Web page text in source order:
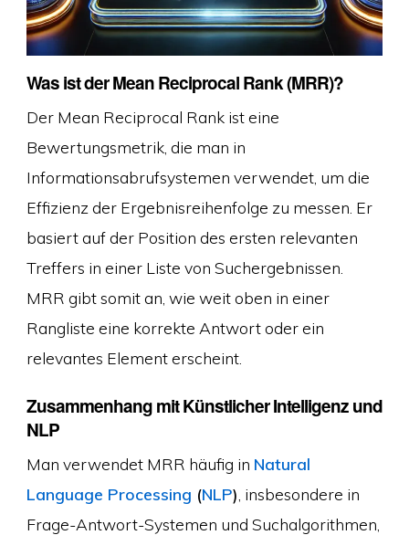
Was ist der Mean Reciprocal Rank (MRR)?
Der Mean Reciprocal Rank ist eine
Bewertungsmetrik, die man in
Informationsabrufsystemen verwendet, um die
Effizienz der Ergebnisreihenfolge zu messen. Er
basiert auf der Position des ersten relevanten
Treffers in einer Liste von Suchergebnissen.
MRR gibt somit an, wie weit oben in einer
Rangliste eine korrekte Antwort oder ein
relevantes Element erscheint.
Zusammenhang mit Künstlicher Intelligenz und
NLP
Man verwendet MRR häufig in Natural
Language Processing (NLP) , insbesondere in
Frage-Antwort-Systemen und Suchalgorithmen,